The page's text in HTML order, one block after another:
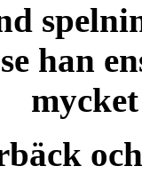
han